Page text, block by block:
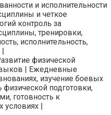
и исполнительности
и четкое
контроль за
тренировки,
исполнительность,
|
физической
| Ежедневные
изучение боевых
подготовки,
готовность к
|